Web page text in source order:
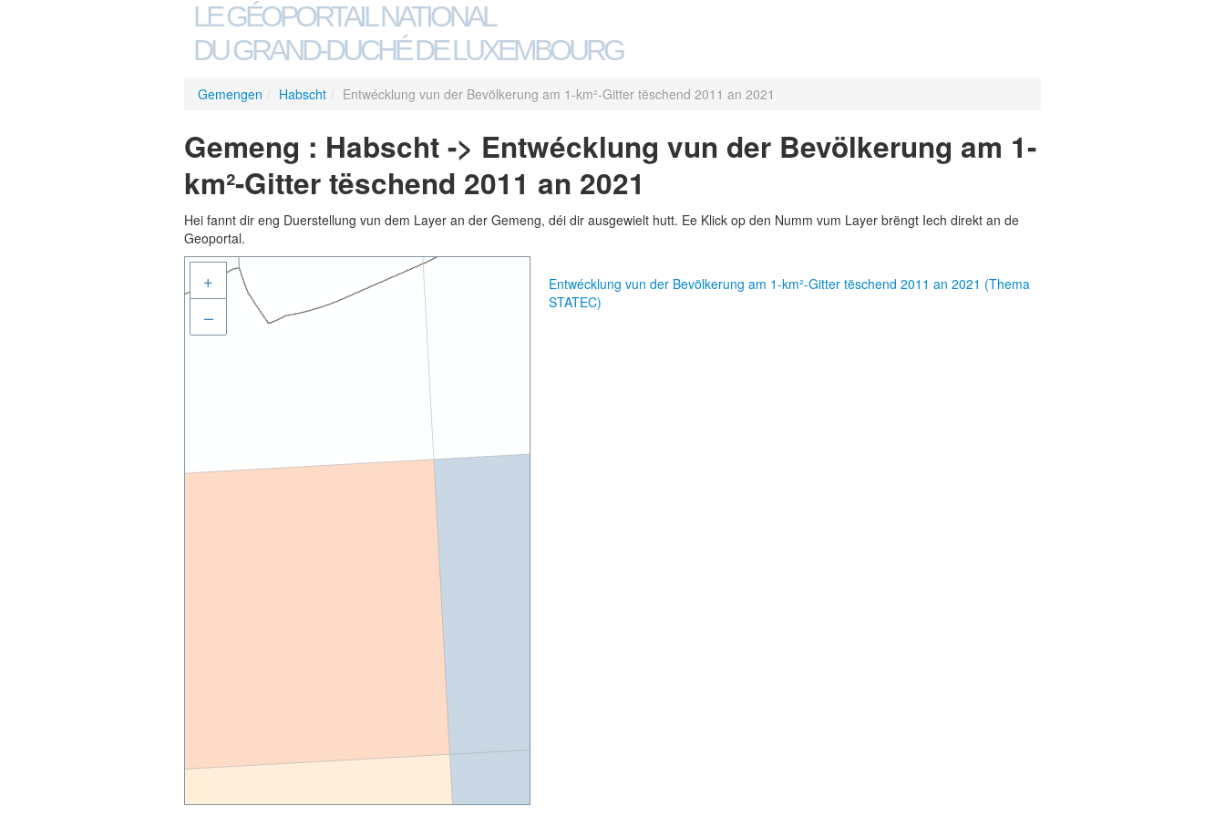
LE GÉOPORTAIL NATIONAL
DU GRAND-DUCHÉ DE LUXEMBOURG
Gemengen / Habscht / Entwécklung vun der Bevölkerung am 1-km²-Gitter tëschend 2011 an 2021
Gemeng : Habscht -> Entwécklung vun der Bevölkerung am 1-
km²-Gitter tëschend 2011 an 2021
Hei fannt dir eng Duerstellung vun dem Layer an der Gemeng, déi dir ausgewielt hutt. Ee Klick op den Numm vum Layer brëngt Iech direkt an de
Geoportal.
+
–
Entwécklung vun der Bevölkerung am 1-km²-Gitter tëschend 2011 an 2021 (Thema
STATEC)